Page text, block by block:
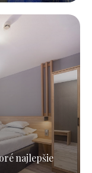
najlepšie